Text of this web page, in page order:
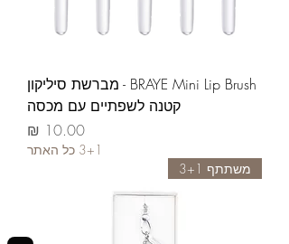
BRAYE Mini Lip Brush - מברשת סיליקון
קטנה לשפתיים עם מכסה
السعر
3+1 כל האתר
משתתף 3+1